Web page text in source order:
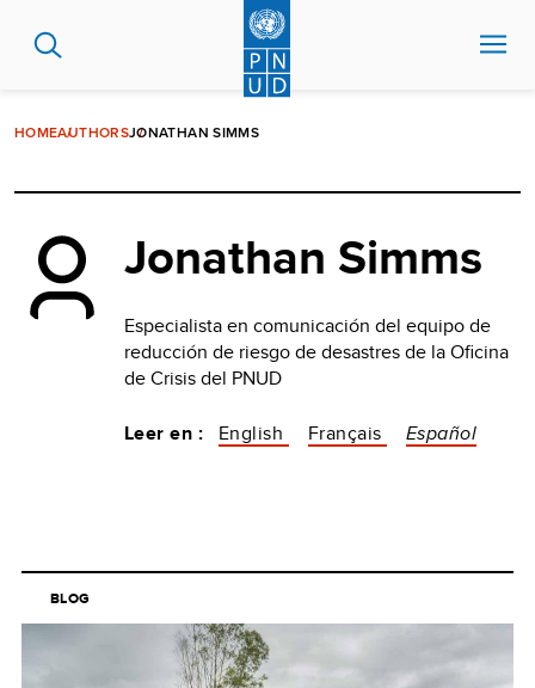
contenido
HOMEAUTHORSJONATHAN SIMMS
Jonathan Simms
Especialista en comunicación del equipo de
reducción de riesgo de desastres de la Oficina
de Crisis del PNUD
Leer en :
English Français Español
BLOG